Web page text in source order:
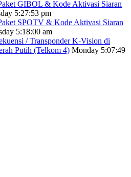
GIBOL & Kode Aktivasi Siaran
5:27:53 pm
SPOTV & Kode Aktivasi Siaran
5:18:00 am
/ Transponder K-Vision di
Putih (Telkom 4) Monday 5:07:49